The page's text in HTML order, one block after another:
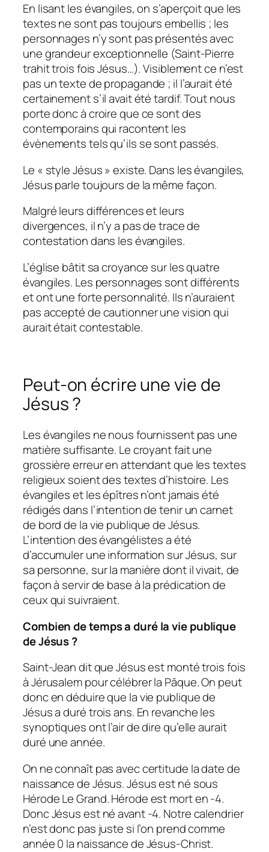
En lisant les évangiles, on s’aperçoit que les
textes ne sont pas toujours embellis ; les
personnages n’y sont pas présentés avec
une grandeur exceptionnelle (Saint-Pierre
trahit trois fois Jésus…). Visiblement ce n’est
pas un texte de propagande ; il l’aurait été
certainement s’il avait été tardif. Tout nous
porte donc à croire que ce sont des
contemporains qui racontent les
évènements tels qu’ils se sont passés.
Le « style Jésus » existe. Dans les évangiles,
Jésus parle toujours de la même façon.
Malgré leurs différences et leurs
divergences, il n’y a pas de trace de
contestation dans les évangiles.
L’église bâtit sa croyance sur les quatre
évangiles. Les personnages sont différents
et ont une forte personnalité. Ils n’auraient
pas accepté de cautionner une vision qui
aurait était contestable.
Peut-on écrire une vie de
Jésus ?
Les évangiles ne nous fournissent pas une
matière suffisante. Le croyant fait une
grossière erreur en attendant que les textes
religieux soient des textes d’histoire. Les
évangiles et les épîtres n’ont jamais été
rédigés dans l’intention de tenir un carnet
de bord de la vie publique de Jésus.
L’intention des évangélistes a été
d’accumuler une information sur Jésus, sur
sa personne, sur la manière dont il vivait, de
façon à servir de base à la prédication de
ceux qui suivraient.
Combien de temps a duré la vie publique
de Jésus ?
Saint-Jean dit que Jésus est monté trois fois
à Jérusalem pour célébrer la Pâque. On peut
donc en déduire que la vie publique de
Jésus a duré trois ans. En revanche les
synoptiques ont l’air de dire qu’elle aurait
duré une année.
On ne connaît pas avec certitude la date de
naissance de Jésus. Jésus est né sous
Hérode Le Grand. Hérode est mort en -4.
Donc Jésus est né avant -4. Notre calendrier
n’est donc pas juste si l’on prend comme
année 0 la naissance de Jésus-Christ.